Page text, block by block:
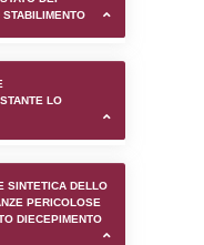
- INFORMAZIONI
E
è SOGGETTO LO